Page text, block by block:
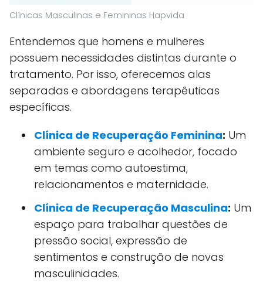
Clínicas Masculinas e Femininas Hapvida
Entendemos que homens e mulheres
possuem necessidades distintas durante o
tratamento. Por isso, oferecemos alas
separadas e abordagens terapêuticas
específicas.
Clínica de Recuperação Feminina: Um
ambiente seguro e acolhedor, focado
em temas como autoestima,
relacionamentos e maternidade.
Clínica de Recuperação Masculina: Um
espaço para trabalhar questões de
pressão social, expressão de
sentimentos e construção de novas
masculinidades.